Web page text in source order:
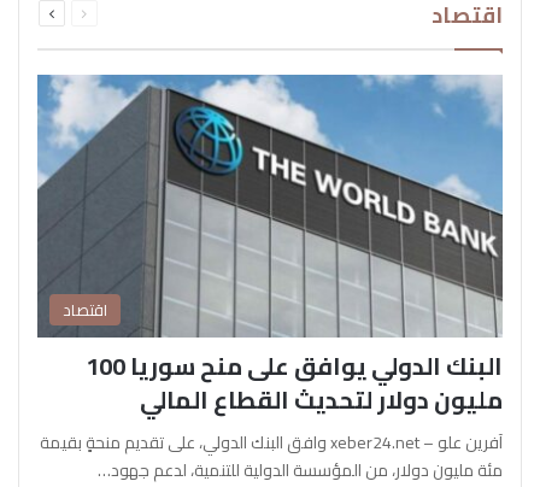
اقتصاد الصفحةالصفحة
اقتصاد
البنك الدولي يوافق على منح سوريا 100
مليون دولار لتحديث القطاع المالي
آفرين علو – xeber24.net وافق البنك الدولي، على تقديم منحةٍ بقيمة
مئة مليون دولار، من المؤسسة الدولية للتنمية، لدعم جهود…